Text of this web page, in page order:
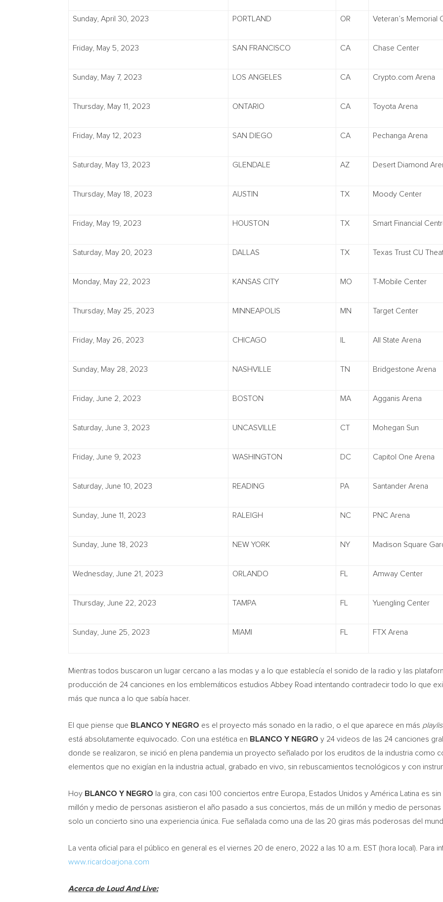
Sunday, April 30, 2023 PORTLAND OR Veteran’s Memorial
Friday, May 5, 2023 SAN FRANCISCO CA Chase Center
Sunday, May 7, 2023 LOS ANGELES CA Crypto.com Arena
Thursday, May 11, 2023 ONTARIO CA Toyota Arena
Friday, May 12, 2023 SAN DIEGO CA Pechanga Arena
Saturday, May 13, 2023 GLENDALE AZ Desert Diamond
Thursday, May 18, 2023 AUSTIN TX Moody Center
Friday, May 19, 2023 HOUSTON TX Smart Financial
Saturday, May 20, 2023 DALLAS TX Texas Trust CU
Monday, May 22, 2023 KANSAS CITY MO T-Mobile Center
Thursday, May 25, 2023 MINNEAPOLIS MN Target Center
Friday, May 26, 2023 CHICAGO All State Arena
Sunday, May 28, 2023 NASHVILLE TN Bridgestone Arena
Friday, June 2, 2023 BOSTON MA Agganis Arena
Saturday, June 3, 2023 UNCASVILLE CT Mohegan Sun
Friday, June 9, 2023 WASHINGTON DC Capitol One Arena
Saturday, June 10, 2023 READING PA Santander Arena
Sunday, June 11, 2023 RALEIGH NC PNC Arena
Sunday, June 18, 2023 NEW YORK NY Madison Square
Wednesday, June 21, 2023 ORLANDO FL Amway Center
Thursday, June 22, 2023 TAMPA FL Yuengling Center
Sunday, June 25, 2023 MIAMI FL FTX Arena
Mientras todos buscaron un lugar cercano a las modas y a lo que establecía el sonido de la radio y las
producción de 24 canciones en los emblemáticos estudios Abbey Road intentando contradecir todo lo que
más que nunca a lo que sabía hacer.
El que piense que BLANCO Y NEGRO es el proyecto más sonado en la radio, o el que aparece en más
está absolutamente equivocado. Con una estética en BLANCO Y NEGRO y 24 videos de las 24 canciones
donde se realizaron, se inició en plena pandemia un proyecto señalado por los eruditos de la industria como
elementos que no exigían en la industria actual, grabado en vivo, sin rebuscamientos tecnológicos y con
Hoy BLANCO Y NEGRO la gira, con casi 100 conciertos entre Europa, Estados Unidos y América Latina es
millón y medio de personas asistieron el año pasado a sus conciertos, más de un millón y medio de
solo un concierto sino una experiencia única. Fue señalada como una de las 20 giras más poderosas del
La venta oficial para el público en general es el viernes 20 de enero, 2022 a las 10 a.m. EST (hora local). Para
www.ricardoarjona.com
Acerca de Loud And Live: